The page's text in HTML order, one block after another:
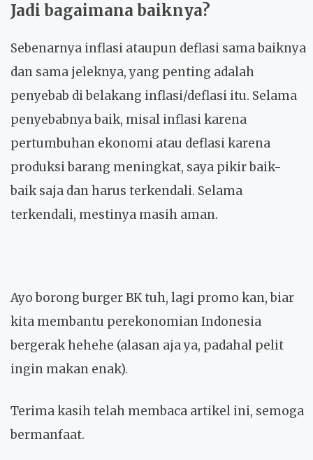
Jadi bagaimana baiknya?
Sebenarnya inflasi ataupun deflasi sama baiknya
dan sama jeleknya, yang penting adalah
penyebab di belakang inflasi/deflasi itu. Selama
penyebabnya baik, misal inflasi karena
pertumbuhan ekonomi atau deflasi karena
produksi barang meningkat, saya pikir baik-
baik saja dan harus terkendali. Selama
terkendali, mestinya masih aman.
Ayo borong burger BK tuh, lagi promo kan, biar
kita membantu perekonomian Indonesia
bergerak hehehe (alasan aja ya, padahal pelit
ingin makan enak).
Terima kasih telah membaca artikel ini, semoga
bermanfaat.